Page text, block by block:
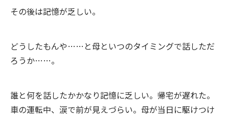
その後は記憶が乏しい。
どうしたもんや……と母といつのタイミングで話しただ
ろうか……。
誰と何を話したかかなり記憶に乏しい。帰宅が遅れた。
車の運転中、涙で前が見えづらい。母が当日に駆けつけ